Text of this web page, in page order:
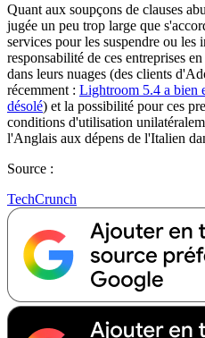
Quant aux soupçons de clauses
jugée un peu trop large que
services pour les suspendre ou les
responsabilité de ces entreprises
dans leurs nuages (des clients
récemment : Lightroom 5.4 a bien
désolé) et la possibilité pour ces
conditions d'utilisation
l'Anglais aux dépens de l'Italien
Source :
TechCrunch